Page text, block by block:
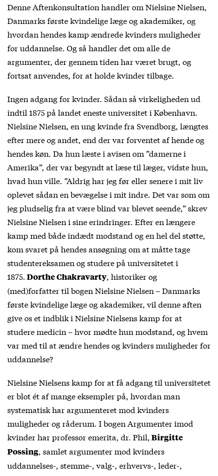
Denne Aftenkonsultation handler om Nielsine Nielsen,
Danmarks første kvindelige læge og akademiker, og
hvordan hendes kamp ændrede kvinders muligheder
for uddannelse. Og så handler det om alle de
argumenter, der gennem tiden har været brugt, og
fortsat anvendes, for at holde kvinder tilbage.
Ingen adgang for kvinder. Sådan så virkeligheden ud
indtil 1875 på landet eneste universitet i København.
Nielsine Nielsen, en ung kvinde fra Svendborg, længtes
efter mere og andet, end der var forventet af hende og
hendes køn. Da hun læste i avisen om ”damerne i
Amerika”, der var begyndt at læse til læger, vidste hun,
hvad hun ville. ”Aldrig har jeg før eller senere i mit liv
oplevet sådan en bevægelse i mit indre. Det var som om
jeg pludselig fra at være blind var blevet seende,” skrev
Nielsine Nielsen i sine erindringer. Efter en længere
kamp med både indædt modstand og en hel del støtte,
kom svaret på hendes ansøgning om at måtte tage
studentereksamen og studere på universitetet i
1875.Dorthe Chakravarty, historiker og
(med)forfatter til bogen Nielsine Nielsen – Danmarks
første kvindelige læge og akademiker, vil denne aften
give os et indblik i Nielsine Nielsens kamp for at
studere medicin – hvor mødte hun modstand, og hvem
var med til at ændre hendes og kvinders muligheder for
uddannelse?
Nielsine Nielsens kamp for at få adgang til universitetet
er blot ét af mange eksempler på, hvordan man
systematisk har argumenteret mod kvinders
muligheder og råderum. I bogen Argumenter imod
kvinder har professor emerita, dr. Phil,Birgitte
Possing, samlet argumenter mod kvinders
uddannelses-, stemme-, valg-, erhvervs-, leder-,